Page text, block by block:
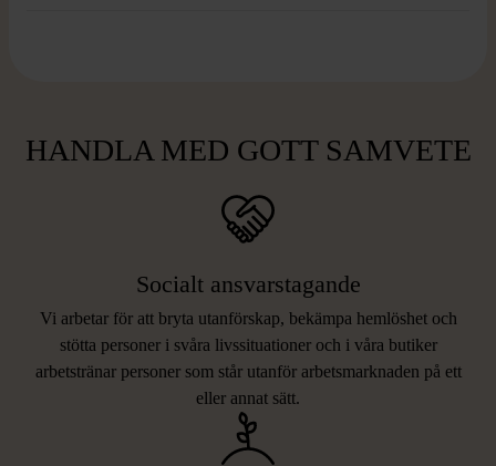
HANDLA MED GOTT SAMVETE
Socialt ansvarstagande
Vi arbetar för att bryta utanförskap, bekämpa hemlöshet och
stötta personer i svåra livssituationer och i våra butiker
arbetstränar personer som står utanför arbetsmarknaden på ett
eller annat sätt.